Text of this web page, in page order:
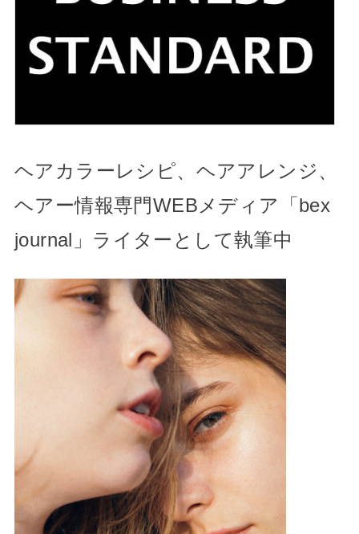
ヘアカラーレシピ、ヘアアレンジ、
ヘアー情報専門WEBメディア「bex
journal」ライターとして執筆中